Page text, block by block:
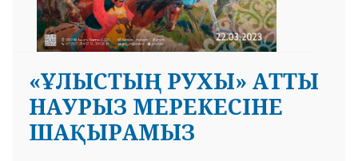
«ҰЛЫСТЫҢ РУХЫ» АТТЫ
НАУРЫЗ МЕРЕКЕСІНЕ
ШАҚЫРАМЫЗ